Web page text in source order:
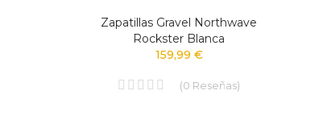
Zapatillas Gravel Northwave
Rockster Blanca
159,99 €
(0 Reseñas)